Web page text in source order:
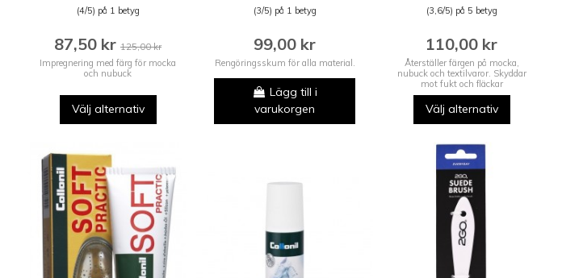
(4/5) på 1 betyg
87,50 kr 125,00 kr
Impregnering med färg för mocka
och nubuck
Välj alternativ
(3/5) på 1 betyg
99,00 kr
Rengöringsskum för alla material.
Lägg till i
varukorgen
(3,6/5) på 5 betyg
110,00 kr
Återställer färgen på mocka,
nubuck och textilvaror. Skyddar
mot fukt och fläckar
Välj alternativ